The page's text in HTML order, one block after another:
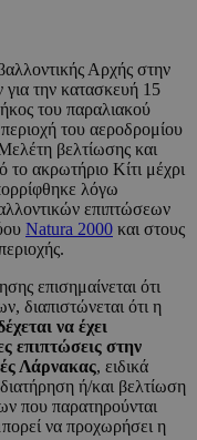
Αρχής στην
την κατασκευή 15
του παραλιακού
του αεροδρομίου
βελτίωσης και
ακρωτήριο Κίτι μέχρι
λόγω
επιπτώσεων
Natura 2000 και στους
επισημαίνεται ότι
διαπιστώνεται ότι η
να έχει
επιπτώσεις στην
Λάρνακας, ειδικά
ή/και βελτίωση
που παρατηρούνται
να προχωρήσει η